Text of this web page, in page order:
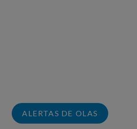
ALERTAS DE OLAS